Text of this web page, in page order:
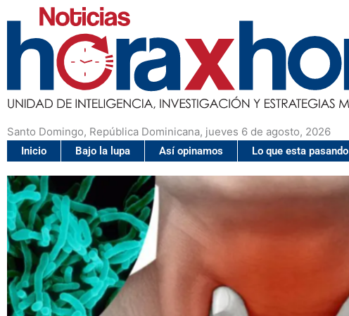
Santo Domingo, República Dominicana, jueves 6 de agosto, 2026
Inicio Bajo la lupa Así opinamos Lo que esta pasando